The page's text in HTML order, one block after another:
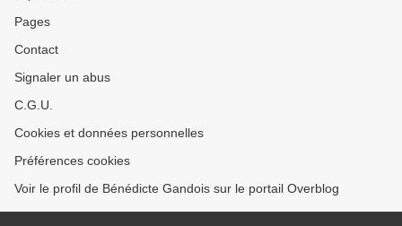
Pages
Contact
Signaler un abus
C.G.U.
Cookies et données personnelles
Préférences cookies
Voir le profil de Bénédicte Gandois sur le portail Overblog